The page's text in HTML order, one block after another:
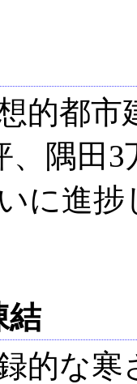
的都
、隅田
に進
結
的な